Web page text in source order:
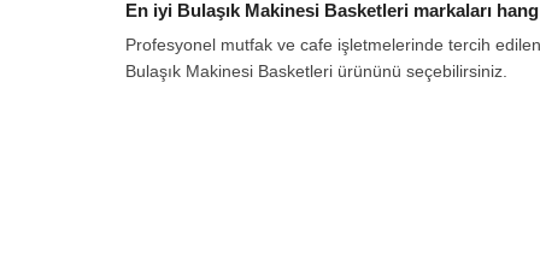
En iyi Bulaşık Makinesi Basketleri markaları
Profesyonel mutfak ve cafe işletmelerinde tercih
Bulaşık Makinesi Basketleri ürününü seçebilirsiniz.